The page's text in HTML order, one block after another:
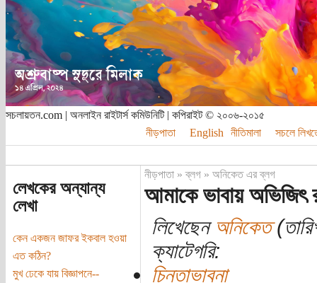
সচলায়তন.com | অনলাইন রাইটার্স কমিউনিটি | কপিরাইট © ২০০৬-২০১৫
নীড়পাতা
English নীতিমালা সচলে
লেখকের অন্যান্য
লেখা
কেন একজন জাফর ইকবাল হওয়া
এত কঠিন?
মুখ ঢেকে যায় বিজ্ঞাপনে--
নীড়পাতা»ব্লগ» অনিকেত এর ব্লগ
আমাকে ভাবায় অভিজিৎ
লিখেছেন অনিকেত
ক্যাটেগরি:
চিন্তাভাবনা